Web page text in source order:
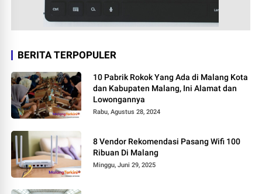
BERITA TERPOPULER
10 Pabrik Rokok Yang Ada di Malang Kota
dan Kabupaten Malang, Ini Alamat dan
Lowongannya
Rabu, Agustus 28, 2024
8 Vendor Rekomendasi Pasang Wifi 100
Ribuan Di Malang
Minggu, Juni 29, 2025